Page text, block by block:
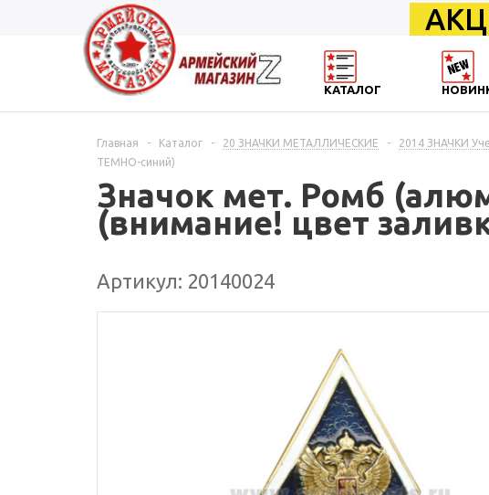
КАТАЛОГ
Главная - Каталог - 20 ЗНАЧКИ МЕТАЛЛИЧЕСКИЕ - 2014 ЗНАЧКИ
ТЕМНО-синий)
Значок мет. Ромб
(внимание! цвет
Артикул: 20140024